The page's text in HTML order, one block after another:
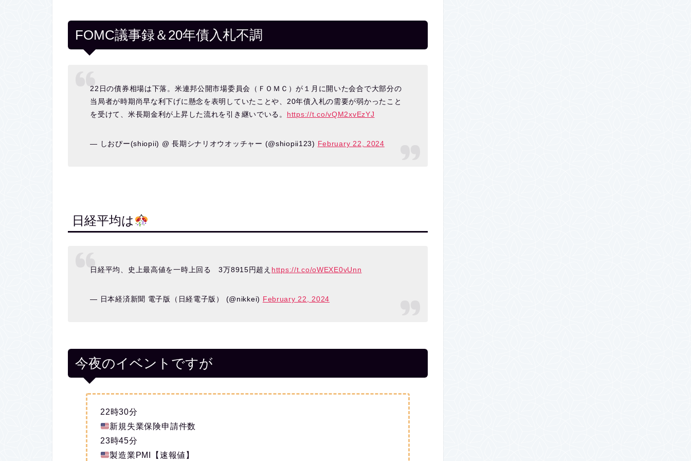
FOMC議事録＆20年債入札不調
22日の債券相場は下落。米連邦公開市場委員会（ＦＯＭＣ）が１月に開いた会合で大部分の
当局者が時期尚早な利下げに懸念を表明していたことや、20年債入札の需要が弱かったこと
を受けて、米長期金利が上昇した流れを引き継いでいる。 https://t.co/vQM2xvEzYJ
— しおぴー(shiopii) @ 長期シナリオウオッチャー (@shiopii123) February 22, 2024
日経平均は
日経平均、史上最高値を一時上回る 3万8915円超え https://t.co/oWEXE0vUnn
— 日本経済新聞 電子版（日経電子版） (@nikkei) February 22, 2024
今夜のイベントですが
22時30分
新規失業保険申請件数
23時45分
製造業PMI【速報値】